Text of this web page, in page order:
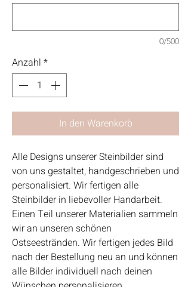
0/500
Anzahl *
In den Warenkorb
Alle Designs unserer Steinbilder sind
von uns gestaltet, handgeschrieben und
personalisiert. Wir fertigen alle
Steinbilder in liebevoller Handarbeit.
Einen Teil unserer Materialien sammeln
wir an unseren schönen
Ostseestränden. Wir fertigen jedes Bild
nach der Bestellung neu an und können
alle Bilder individuell nach deinen